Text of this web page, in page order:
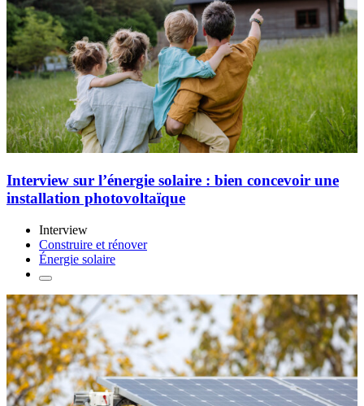
Interview sur l’énergie solaire : bien concevoir une
installation photovoltaïque
Interview
Construire et rénover
Énergie solaire